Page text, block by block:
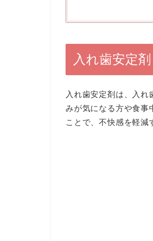
入れ歯安定
入れ歯安定剤は、入
みが気になる方や食事
ことで、不快感を軽減